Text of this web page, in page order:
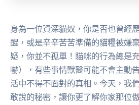
身為一位資深貓奴，你是否也曾經
醒，或是辛辛苦苦準備的貓糧被嫌
疑，你並不孤單！貓咪的行為總是
嚇），有些事情獸醫可能不會主動
活中不得不面對的真相。今天，我
敢說的秘密，讓你更了解你家那位